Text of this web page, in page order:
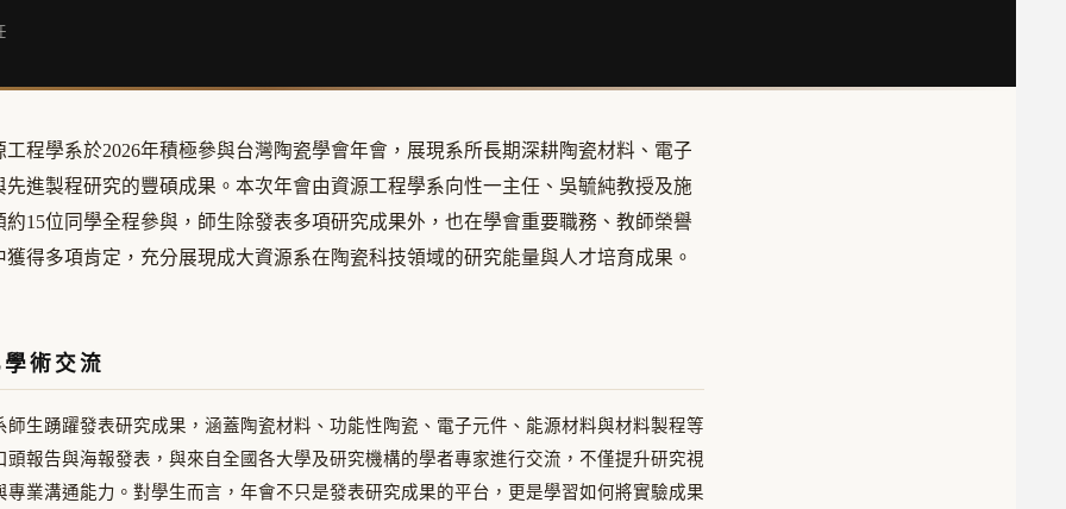
程學系於2026年積極參與台灣陶瓷學會年會，展現系所長期深耕陶瓷材料、電子
進製程研究的豐碩成果。本次年會由資源工程學系向性一主任、吳毓純教授及施
15位同學全程參與，師生除發表多項研究成果外，也在學會重要職務、教師榮譽
得多項肯定，充分展現成大資源系在陶瓷科技領域的研究能量與人才培育成果。
術交流
生踴躍發表研究成果，涵蓋陶瓷材料、功能性陶瓷、電子元件、能源材料與材料製程等
報告與海報發表，與來自全國各大學及研究機構的學者專家進行交流，不僅提升研究視
業溝通能力。對學生而言，年會不只是發表研究成果的平台，更是學習如何將實驗成果